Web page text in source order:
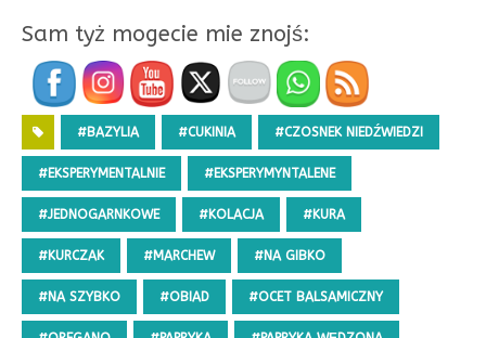
Sam tyż mogecie mie znojś:
#BAZYLIA #CUKINIA #CZOSNEK NIEDŹWIEDZI
#EKSPERYMENTALNIE #EKSPERYMYNTALENE
#JEDNOGARNKOWE #KOLACJA #KURA
#KURCZAK #MARCHEW #NA GIBKO
#NA SZYBKO #OBIAD #OCET BALSAMICZNY